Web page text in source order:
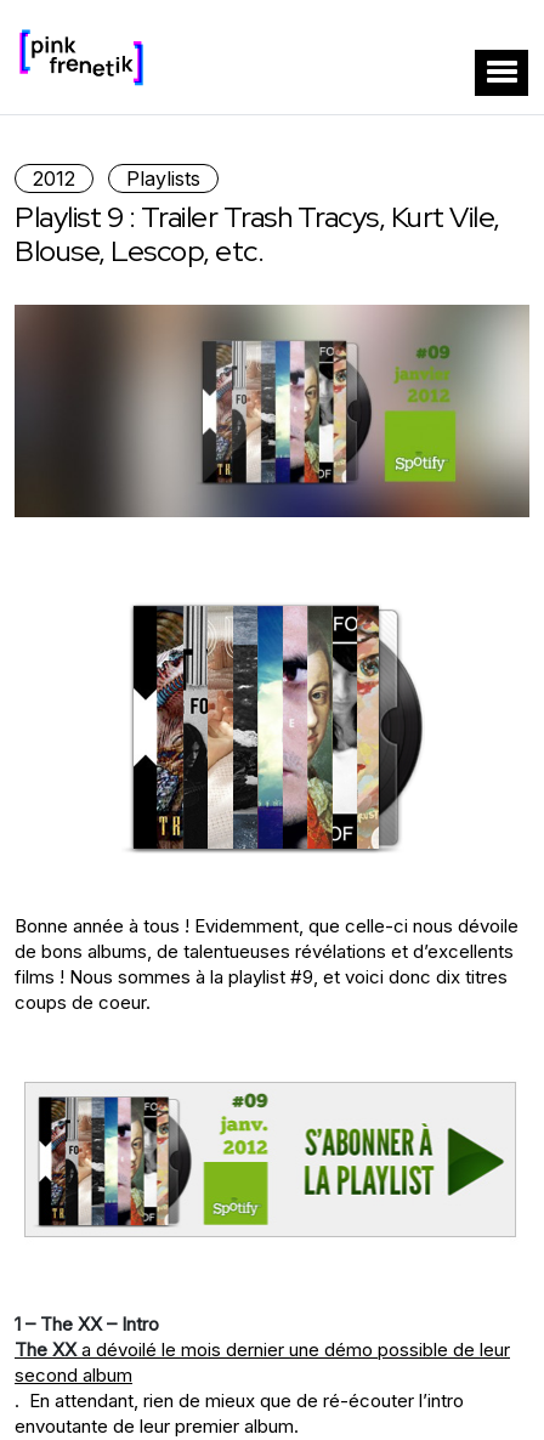
2012 Playlists
Playlist 9 : Trailer Trash Tracys, Kurt Vile,
Blouse, Lescop, etc.
Bonne année à tous ! Evidemment, que celle-ci nous dévoile
de bons albums, de talentueuses révélations et d’excellents
films ! Nous sommes à la playlist #9, et voici donc dix titres
coups de coeur.
1 – The XX – Intro
The XXa dévoilé le mois dernier une démo possible de leur
second album
. En attendant, rien de mieux que de ré-écouter l’intro
envoutante de leur premier album.